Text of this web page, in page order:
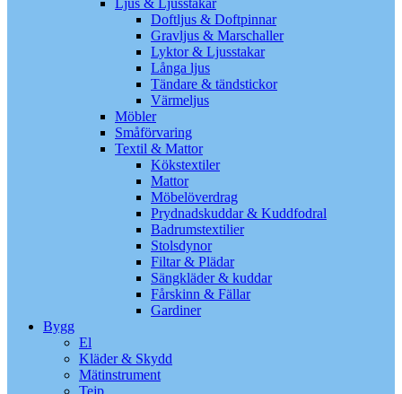
Ljus & Ljusstakar
Doftljus & Doftpinnar
Gravljus & Marschaller
Lyktor & Ljusstakar
Långa ljus
Tändare & tändstickor
Värmeljus
Möbler
Småförvaring
Textil & Mattor
Kökstextiler
Mattor
Möbelöverdrag
Prydnadskuddar & Kuddfodral
Badrumstextilier
Stolsdynor
Filtar & Plädar
Sängkläder & kuddar
Fårskinn & Fällar
Gardiner
Bygg
El
Kläder & Skydd
Mätinstrument
Tejp